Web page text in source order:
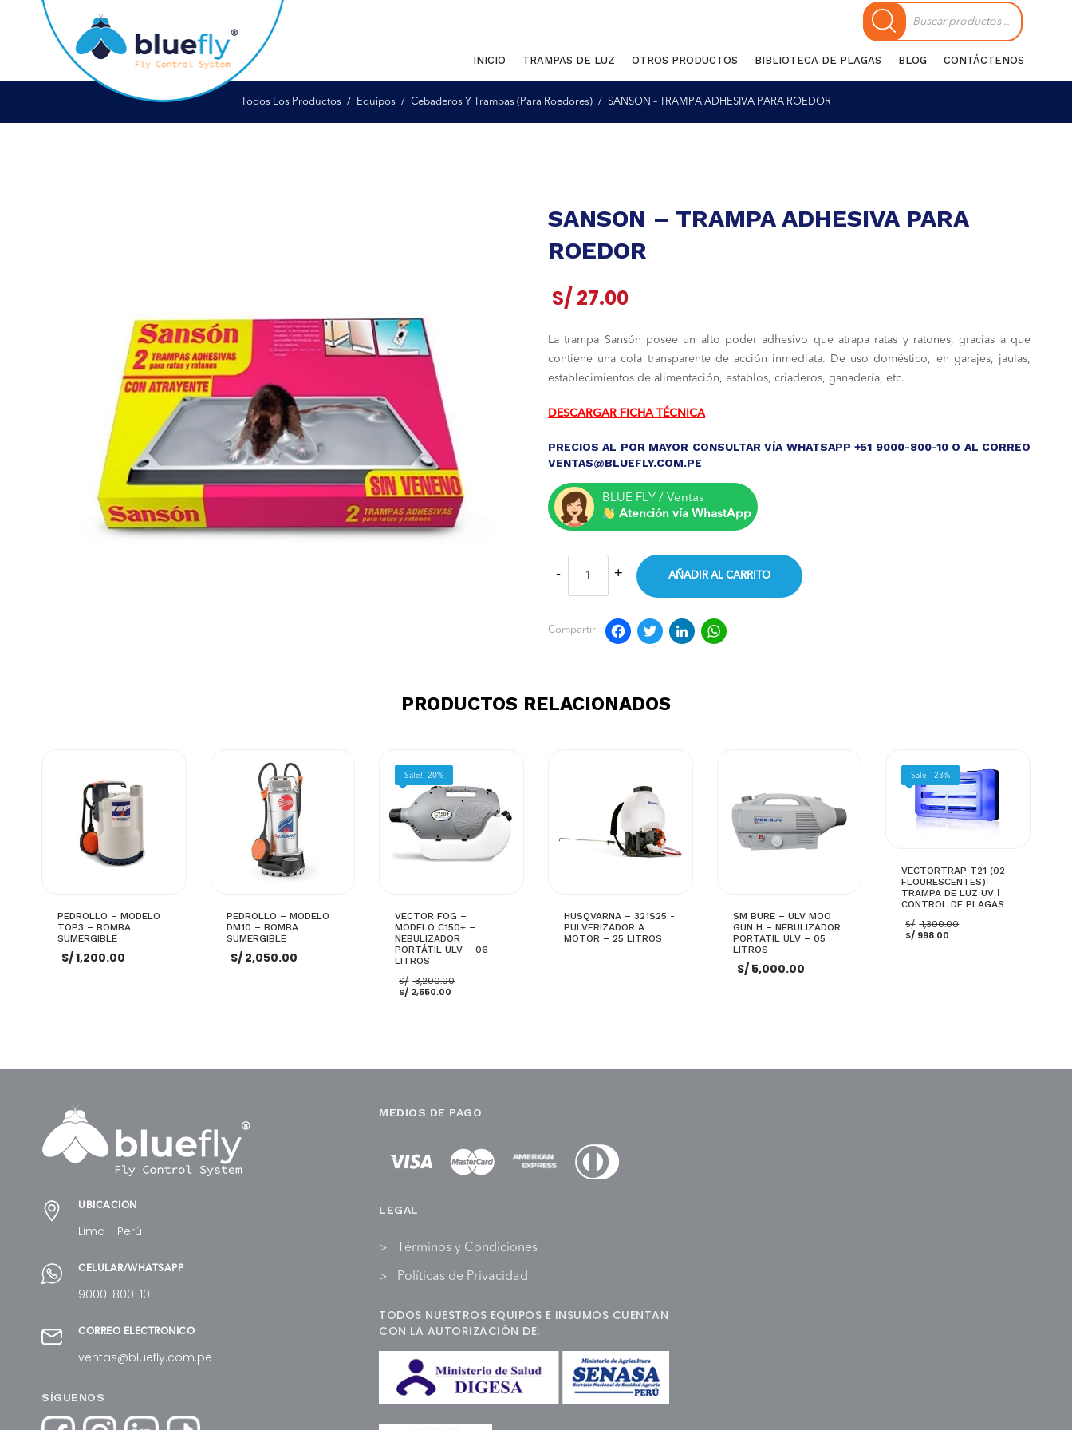
Búsqueda
de
productos
INICIO TRAMPAS DE LUZ OTROS PRODUCTOS BIBLIOTECA DE PLAGAS BLOG CONTÁCTENOS
Todos Los Productos Equipos Cebaderos Y Trampas (Para Roedores) SANSON – TRAMPA ADHESIVA PARA ROEDOR
SANSON – TRAMPA ADHESIVA PARA
ROEDOR
S/ 27.00
La trampa Sansón posee un alto poder adhesivo que atrapa ratas y ratones, gracias a que
contiene una cola transparente de acción inmediata. De uso doméstico, en garajes, jaulas,
establecimientos de alimentación, establos, criaderos, ganadería, etc.
DESCARGAR FICHA TÉCNICA
PRECIOS AL POR MAYOR CONSULTAR VÍA WHATSAPP +51 9000-800-10 O AL CORREO
VENTAS@BLUEFLY.COM.PE
BLUE FLY / Ventas
Atención vía WhastApp
AÑADIR AL CARRITO
Compartir Facebook
TwitterLinkedIn
PRODUCTOS RELACIONADOS
PEDROLLO – MODELO
TOP3 – BOMBA
SUMERGIBLE
S/1,200.00
PEDROLLO – MODELO
DM10 – BOMBA
SUMERGIBLE
S/2,050.00
Sale! -20%
VECTOR FOG –
MODELO C150+ –
NEBULIZADOR
PORTÁTIL ULV – 06
LITROS
S/ 3,200.00
S/ 2,550.00
HUSQVARNA – 321S25 -
PULVERIZADOR A
MOTOR – 25 LITROS
SM BURE – ULV MOO
GUN H – NEBULIZADOR
PORTÁTIL ULV – 05
LITROS
S/5,000.00
Sale! -23%
VECTORTRAP T21 (02
FLOURESCENTES)ǀ
TRAMPA DE LUZ UV ǀ
CONTROL DE PLAGAS
S/ 1,300.00
S/ 998.00
UBICACIÓN
Lima - Perú
CELULAR/WHATSAPP
9000-800-10
CORREO ELECTRÓNICO
ventas@bluefly.com.pe
SÍGUENOS
MEDIOS DE PAGO
LEGAL
Términos y Condiciones
Políticas de Privacidad
TODOS NUESTROS EQUIPOS E INSUMOS CUENTAN
CON LA AUTORIZACIÓN DE: